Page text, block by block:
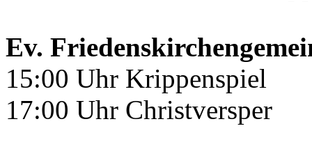
Ev.
15:00 Uhr Krippenspiel
17:00 Uhr Christversper